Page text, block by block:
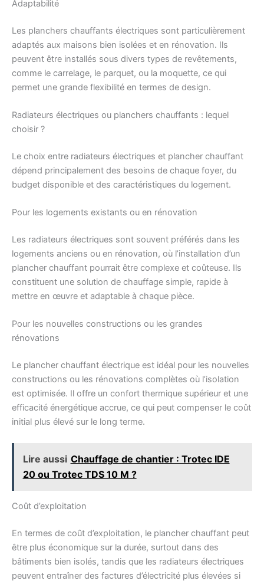
Adaptabilité
Les planchers chauffants électriques sont particulièrement
adaptés aux maisons bien isolées et en rénovation. Ils
peuvent être installés sous divers types de revêtements,
comme le carrelage, le parquet, ou la moquette, ce qui
permet une grande flexibilité en termes de design.
Radiateurs électriques ou planchers chauffants : lequel
choisir ?
Le choix entre radiateurs électriques et plancher chauffant
dépend principalement des besoins de chaque foyer, du
budget disponible et des caractéristiques du logement.
Pour les logements existants ou en rénovation
Les radiateurs électriques sont souvent préférés dans les
logements anciens ou en rénovation, où l’installation d’un
plancher chauffant pourrait être complexe et coûteuse. Ils
constituent une solution de chauffage simple, rapide à
mettre en œuvre et adaptable à chaque pièce.
Pour les nouvelles constructions ou les grandes
rénovations
Le plancher chauffant électrique est idéal pour les nouvelles
constructions ou les rénovations complètes où l’isolation
est optimisée. Il offre un confort thermique supérieur et une
efficacité énergétique accrue, ce qui peut compenser le coût
initial plus élevé sur le long terme.
Lire aussi Chauffage de chantier : Trotec IDE
20 ou Trotec TDS 10 M ?
Coût d’exploitation
En termes de coût d’exploitation, le plancher chauffant peut
être plus économique sur la durée, surtout dans des
bâtiments bien isolés, tandis que les radiateurs électriques
peuvent entraîner des factures d’électricité plus élevées si